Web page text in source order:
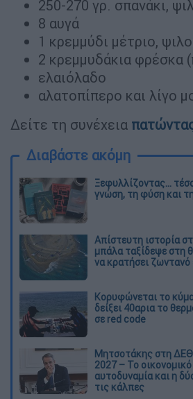
250-270 γρ. σπανάκι,
8 αυγά
1 κρεμμύδι μέτριο,
2 κρεμμυδάκια φρέσκα
ελαιόλαδο
αλατοπίπερο και λίγο
Δείτε τη συνέχεια
Διαβάστε ακόμη
Ξεφυλλίζοντας...
γνώση, τη φύση και
Απίστευτη ιστορία
μπάλα ταξίδεψε στη
να κρατήσει ζωντανό
Κορυφώνεται το
δείξει 40αρια το
σε red code
Μητσοτάκης στη
2027 – Το
αυτοδυναμία και η
τις κάλπες